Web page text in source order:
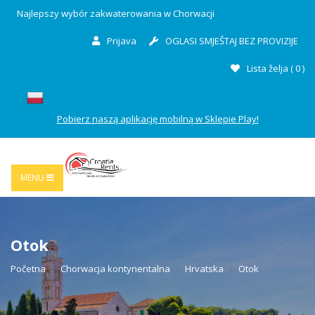
Najlepszy wybór zakwaterowania w Chorwacji
Prijava OGLASI SMJEŠTAJ BEZ PROVIZIJE
Lista želja (0)
Pobierz naszą aplikację mobilną w Sklepie Play!
MENU
Otok
Početna Chorwacja kontynentalna Hrvatska Otok